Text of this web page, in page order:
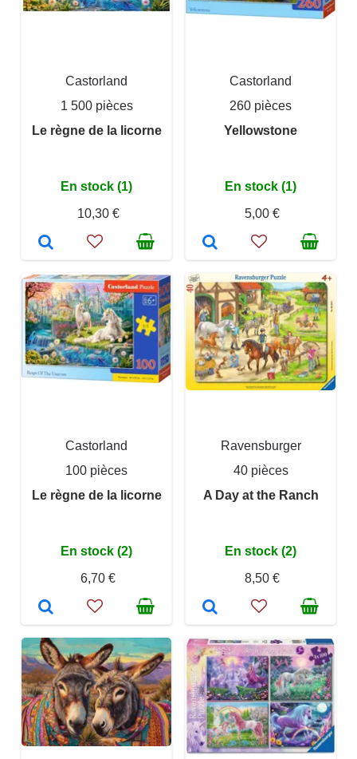
Castorland
1 500 pièces
Le règne de la licorne
En stock (1)
10,30 €
Castorland
260 pièces
Yellowstone
En stock (1)
5,00 €
Castorland
100 pièces
Le règne de la licorne
En stock (2)
6,70 €
Ravensburger
40 pièces
A Day at the Ranch
En stock (2)
8,50 €